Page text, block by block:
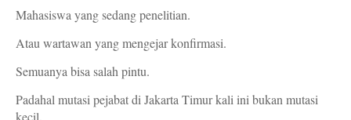
Mahasiswa yang sedang penelitian.
Atau wartawan yang mengejar konfirmasi.
Semuanya bisa salah pintu.
Padahal mutasi pejabat di Jakarta Timur kali ini bukan mutasi
kecil.